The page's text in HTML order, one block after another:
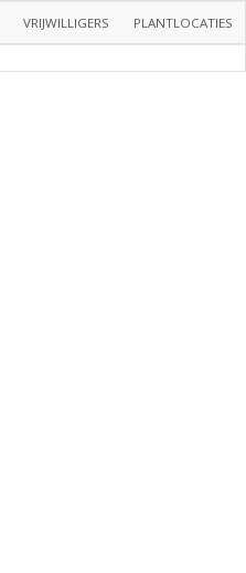
VRIJWILLIGERS PLANTLOCATIES